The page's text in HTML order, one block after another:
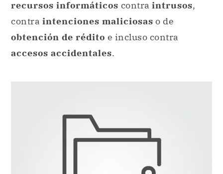
recursos informáticos contra intrusos,
contra intenciones maliciosas o de
obtención de rédito e incluso contra
accesos accidentales.